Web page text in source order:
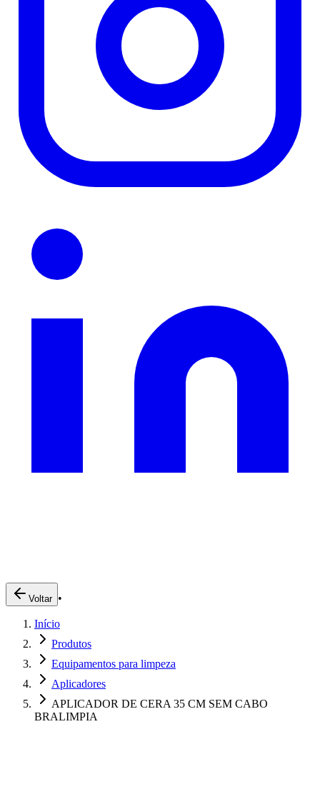
Pedidos Online
Trabalhe Conosco
Voltar •
Início
Produtos
Equipamentos para limpeza
Aplicadores
APLICADOR DE CERA 35 CM SEM CABO
BRALIMPIA